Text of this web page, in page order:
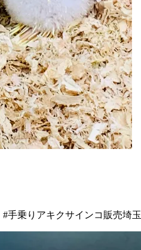
手乗りアキクサインコ販売